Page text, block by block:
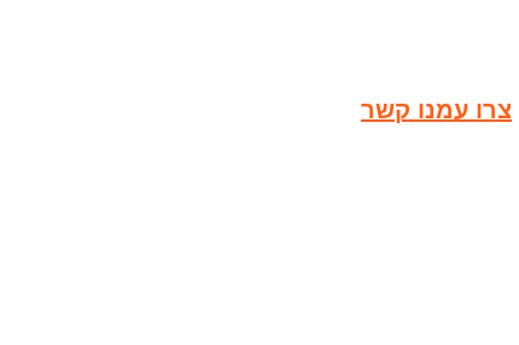
צרו עמנו קשר